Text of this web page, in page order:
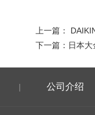
上一篇：
下一篇： 日本
| 公司介绍